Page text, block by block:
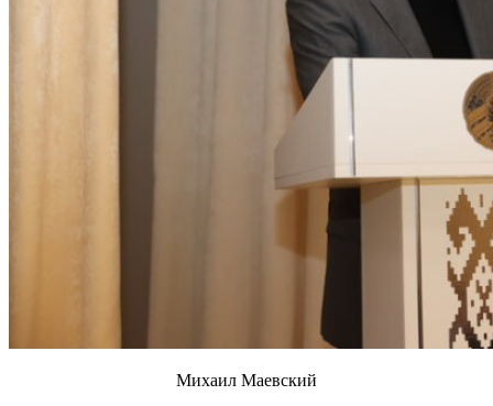
Михаил Маевский